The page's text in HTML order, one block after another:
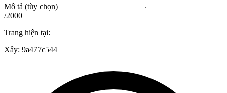
Mô tả (tùy chọn)
/2000
Trang hiện tại:
Xây: 9a477c544